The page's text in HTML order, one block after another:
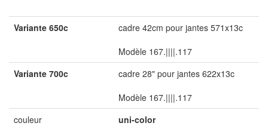
Variante 650c
cadre 42cm pour jantes 571x13c
Modèle 167.||||.117
Variante 700c
cadre 28" pour jantes 622x13c
Modèle 167.||||.117
couleur
uni-color